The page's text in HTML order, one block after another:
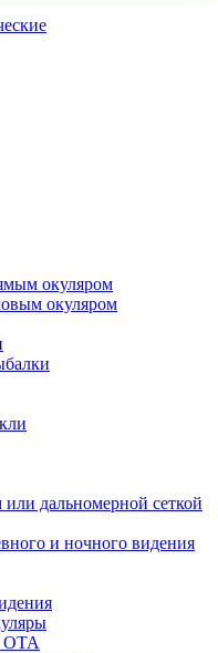
окуляром
окуляром
дальномерной сеткой
и ночного видения
ОТА